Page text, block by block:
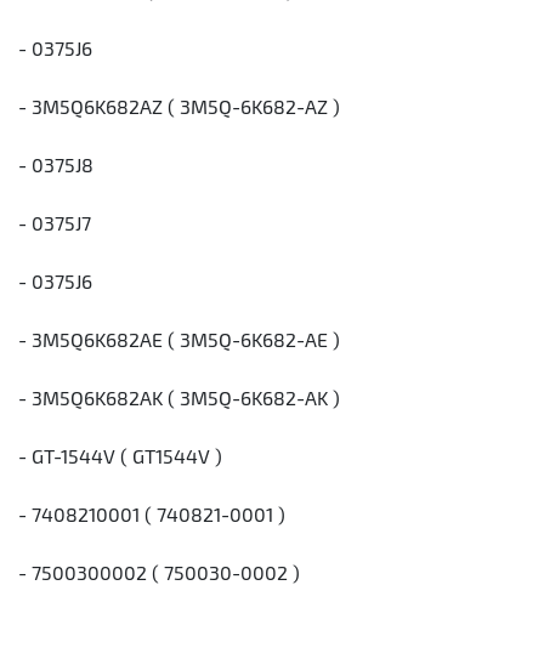
- 0375J6
- 3M5Q6K682AZ ( 3M5Q-6K682-AZ )
- 0375J8
- 0375J7
- 0375J6
- 3M5Q6K682AE ( 3M5Q-6K682-AE )
- 3M5Q6K682AK ( 3M5Q-6K682-AK )
- GT-1544V ( GT1544V )
- 7408210001 ( 740821-0001 )
- 7500300002 ( 750030-0002 )